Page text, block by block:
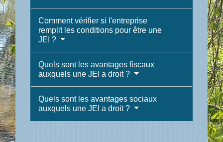
Comment vérifier si l'entreprise
remplit les conditions pour être une
JEI ?
Quels sont les avantages fiscaux
auxquels une JEI a droit ?
Quels sont les avantages sociaux
auxquels une JEI a droit ?